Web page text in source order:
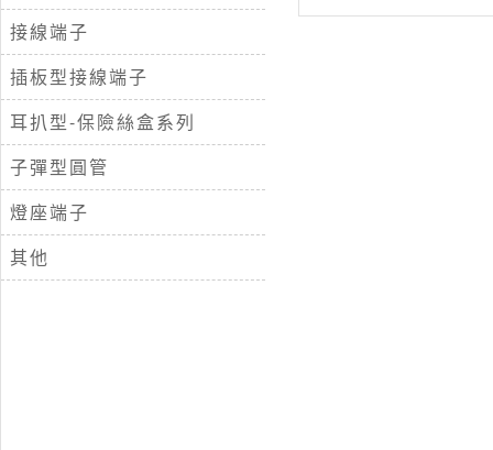
接線端子
插板型接線端子
耳扒型-保險絲盒系列
子彈型圓管
燈座端子
其他